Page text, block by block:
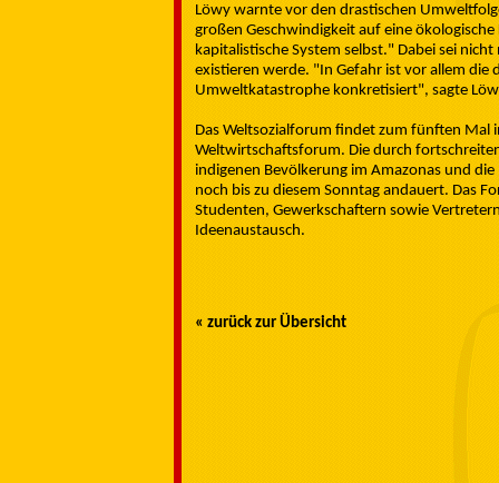
Löwy warnte vor den drastischen
großen Geschwindigkeit auf eine
kapitalistische System selbst." Dabei sei
existieren werde. "In Gefahr ist vor allem die
Umweltkatastrophe konkretisiert", sagte
Das Weltsozialforum findet zum fünften Mal
Weltwirtschaftsforum. Die durch
indigenen Bevölkerung im Amazonas und
noch bis zu diesem Sonntag andauert. Das
Studenten, Gewerkschaftern sowie
Ideenaustausch.
« zurück zur Übersicht